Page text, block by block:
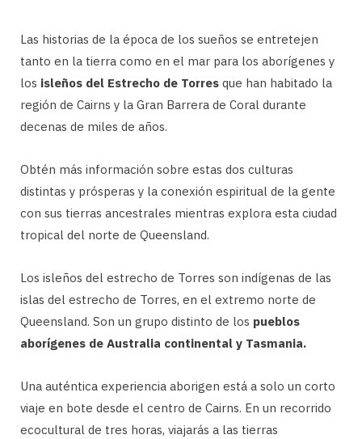
Las historias de la época de los sueños se entretejen
tanto en la tierra como en el mar para los aborígenes y
los isleños del Estrecho de Torres que han habitado la
región de Cairns y la Gran Barrera de Coral durante
decenas de miles de años.
Obtén más información sobre estas dos culturas
distintas y prósperas y la conexión espiritual de la gente
con sus tierras ancestrales mientras explora esta ciudad
tropical del norte de Queensland.
Los isleños del estrecho de Torres son indígenas de las
islas del estrecho de Torres, en el extremo norte de
Queensland. Son un grupo distinto de los pueblos
aborígenes de Australia continental y Tasmania.
Una auténtica experiencia aborigen está a solo un corto
viaje en bote desde el centro de Cairns. En un recorrido
ecocultural de tres horas, viajarás a las tierras